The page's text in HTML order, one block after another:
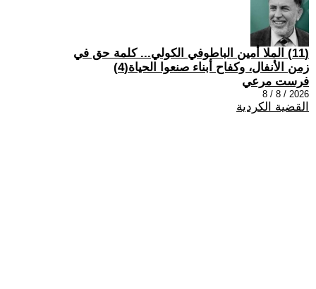
(11) الملا أمين الباطوفي الكولي... كلمة حق في
زمن الأنفال، وكفاح أبناء صنعوا الحياة(4)
فرست مرعي
2026 / 8 / 8
القضية الكردية